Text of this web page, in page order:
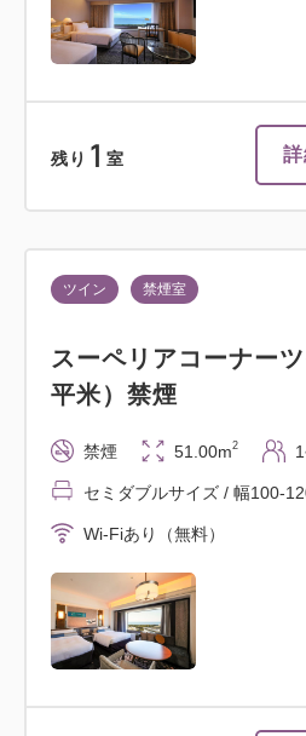
残り 1 室 詳
ツイン 禁煙室
スーペリアコーナー
平米）禁煙
禁煙 51.00m2
セミダブルサイズ / 幅100-
Wi-Fiあり（無料）